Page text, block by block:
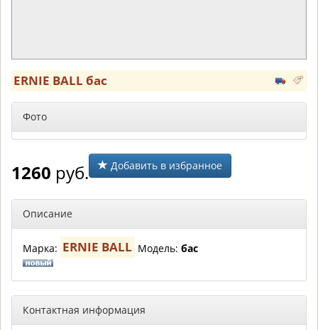
ERNIE BALL бас
Фото
1260 руб. Добавить в избранное
Описание
Марка: ERNIE BALL Модель: бас
Контактная информация